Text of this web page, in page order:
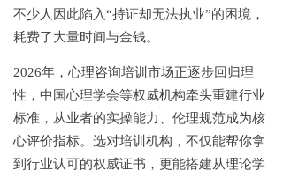
不少人因此陷入“持证却无法执业”的困境，
耗费了大量时间与金钱。
2026年，心理咨询培训市场正逐步回归理
性，中国心理学会等权威机构牵头重建行业
标准，从业者的实操能力、伦理规范成为核
心评价指标。选对培训机构，不仅能帮你拿
到行业认可的权威证书，更能搭建从理论学